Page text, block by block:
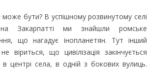
може бути? В успішному розвинутому селі
Закарпатті ми знайшли ромське
що нагадує інопланетян. Тут інший
віриться, що цивілізація закінчується
центрі села, в одній з бокових вулиць.